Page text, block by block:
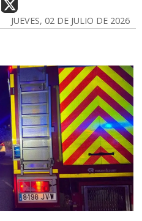
JUEVES, 02 DE JULIO DE 2026